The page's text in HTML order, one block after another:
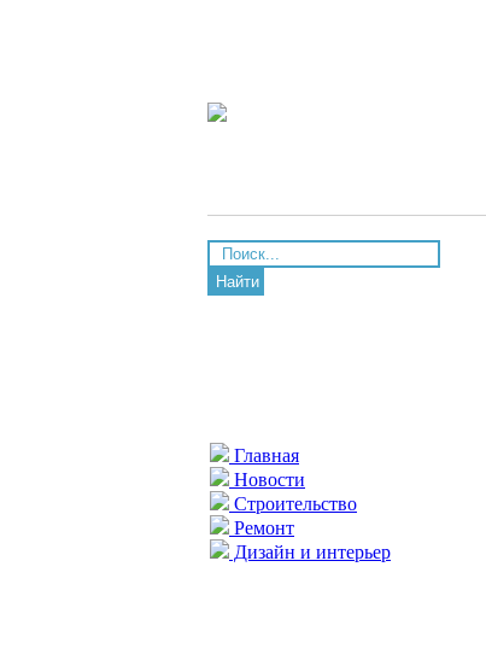
Найти
Главная
Новости
Строительство
Ремонт
Дизайн и интерьер